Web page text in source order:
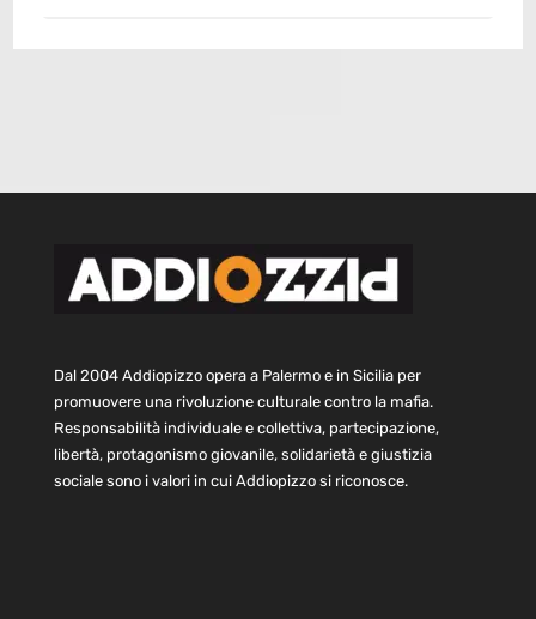
Dal 2004 Addiopizzo opera a Palermo e in Sicilia per
promuovere una rivoluzione culturale contro la mafia.
Responsabilità individuale e collettiva, partecipazione,
libertà, protagonismo giovanile, solidarietà e giustizia
sociale sono i valori in cui Addiopizzo si riconosce.